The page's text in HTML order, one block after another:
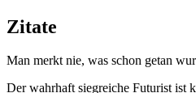
Zitate
Man merkt nie, was schon getan
Der wahrhaft siegreiche Futurist ist